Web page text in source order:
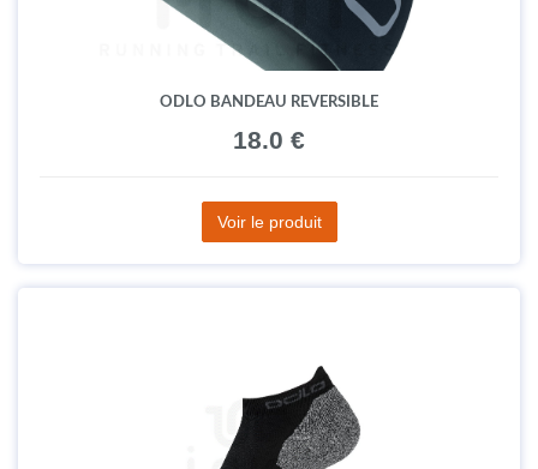
ODLO BANDEAU REVERSIBLE
18.0 €
Voir le produit